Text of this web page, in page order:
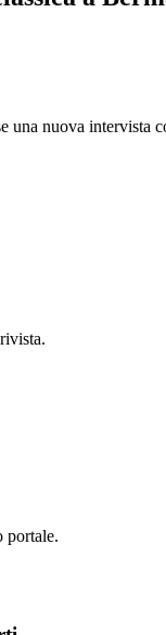
una nuova intervista
portale.